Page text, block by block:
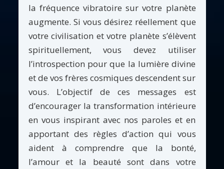
la fréquence vibratoire sur votre planète
augmente. Si vous désirez réellement que
votre civilisation et votre planète s’élèvent
spirituellement, vous devez utiliser
l’introspection pour que la lumière divine
et de vos frères cosmiques descendent sur
vous. L’objectif de ces messages est
d’encourager la transformation intérieure
en vous inspirant avec nos paroles et en
apportant des règles d’action qui vous
aident à comprendre que la bonté,
l’amour et la beauté sont dans votre